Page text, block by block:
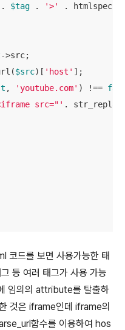
. $tag . '>'
.
->src;
$src)[ 'host' ];
, 'youtube.com' ) !==
src="' .
코드를 보면 사용가능한 태
등 여러 태그가 사용 가능
임의의 attribute를 탈출하
것은 iframe인데 iframe의
함수를 이용하여 hos